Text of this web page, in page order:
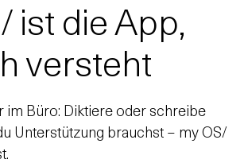
ist die App,
versteht
im Büro: Diktiere oder schreibe
Unterstützung brauchst – my OS/